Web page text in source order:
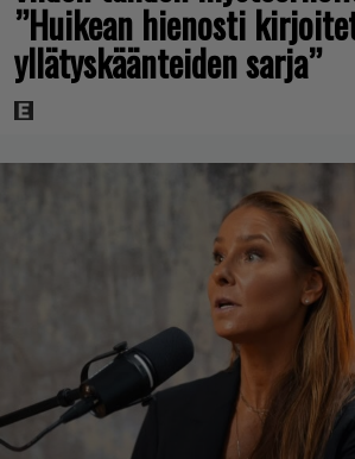
”Huikean hienosti
yllätyskäänteiden sarja”